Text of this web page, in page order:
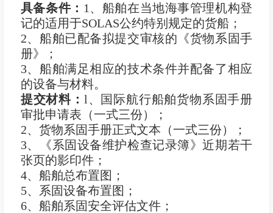
具备条件： 1、船舶在当地海事管理机构登
记的适用于SOLAS公约特别规定的货船；
2、船舶已配备拟提交审核的《货物系固手
册》；
3、船舶满足相应的技术条件并配备了相应
的设备与材料。
提交材料： l、国际航行船舶货物系固手册
审批申请表（一式三份）；
2、货物系固手册正式文本（一式三份）；
3、《系固设备维护检查记录簿》近期若干
张页的影印件；
4、船舶总布置图；
5、系固设备布置图；
6、船舶系固安全评估文件；